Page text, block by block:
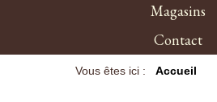
Magasins
Contact
Vous êtes ici : Accueil